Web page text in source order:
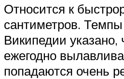
Относится к
сантиметров.
Википедии
ежегодно
попадаются очень